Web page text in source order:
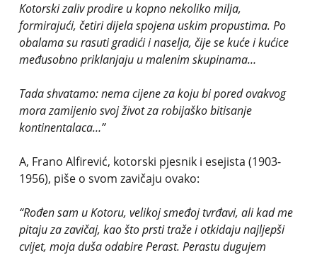
Kotorski zaliv prodire u kopno nekoliko milja,
formirajući, četiri dijela spojena uskim propustima. Po
obalama su rasuti gradići i naselja, čije se kuće i kućice
međusobno priklanjaju u malenim skupinama…
Tada shvatamo: nema cijene za koju bi pored ovakvog
mora zamijenio svoj život za robijaško bitisanje
kontinentalaca…”
A, Frano Alfirević, kotorski pjesnik i esejista (1903-
1956), piše o svom zavičaju ovako:
“Rođen sam u Kotoru, velikoj smeđoj tvrđavi, ali kad me
pitaju za zavičaj, kao što prsti traže i otkidaju najljepši
cvijet, moja duša odabire Perast. Perastu dugujem